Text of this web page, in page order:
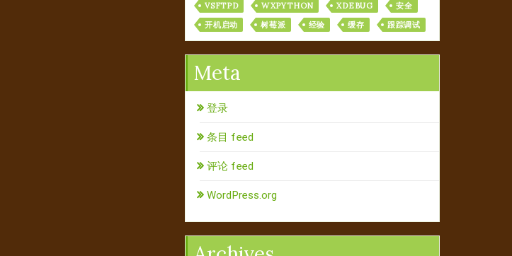
VSFTPD
WXPYTHON XDEBUG
安全
开机启动
树莓派 经验 缓存 跟踪调试
Meta
登录
条目 feed
评论 feed
WordPress.org